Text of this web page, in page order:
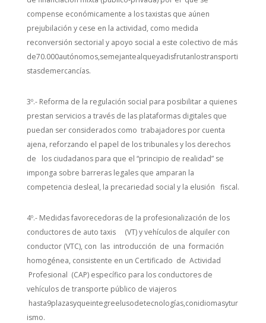
compense económicamente a los taxistas que aúnen
prejubilación y cese en la actividad, como medida
reconversión sectorial y apoyo social a este colectivo de más
de70.000autónomos,semejantealqueyadisfrutanlostransporti
stasdemercancías.
3º.- Reforma de la regulación social para posibilitar a quienes
prestan servicios a través de las plataformas digitales que
puedan ser considerados como trabajadores por cuenta
ajena, reforzando el papel de los tribunales y los derechos
de los ciudadanos para que el “principio de realidad” se
imponga sobre barreras legales que amparan la
competencia desleal, la precariedad social y la elusión fiscal.
4º.- Medidas favorecedoras de la profesionalización de los
conductores de auto taxis (VT) y vehículos de alquiler con
conductor (VTC), con las introducción de una formación
homogénea, consistente en un Certificado de Actividad
Profesional (CAP) específico para los conductores de
vehículos de transporte público de viajeros
hasta9plazasyqueintegreelusodetecnologías,conidiomasytur
ismo.